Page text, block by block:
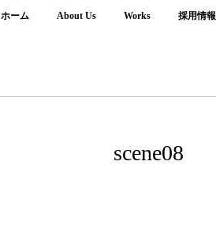
ホーム About Us Works 採用情報
scene08